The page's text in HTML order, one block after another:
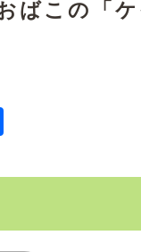
ばこの「ケ
共